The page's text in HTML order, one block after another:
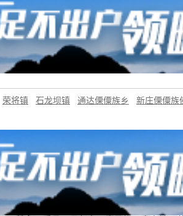
大姚 宁蒗丽江 盐边永胜 米易 宾川 鹤庆 会理
古镇 丽江古城 玉水寨旅游风景区 玉龙雪山
荣将镇 石龙坝镇 通达傈僳族乡 新庄傈僳族
吉隆坡 罗马 伦敦
雅典